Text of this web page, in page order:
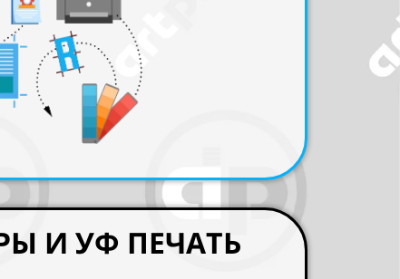
И УФ ПЕЧАТЬ